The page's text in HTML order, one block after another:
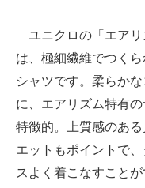
ユニクロの「エアリ
は、極細繊維でつく
シャツです。柔らか
に、エアリズム特有
特徴的。上質感のあ
エットもポイントで
スよく着こなすこと